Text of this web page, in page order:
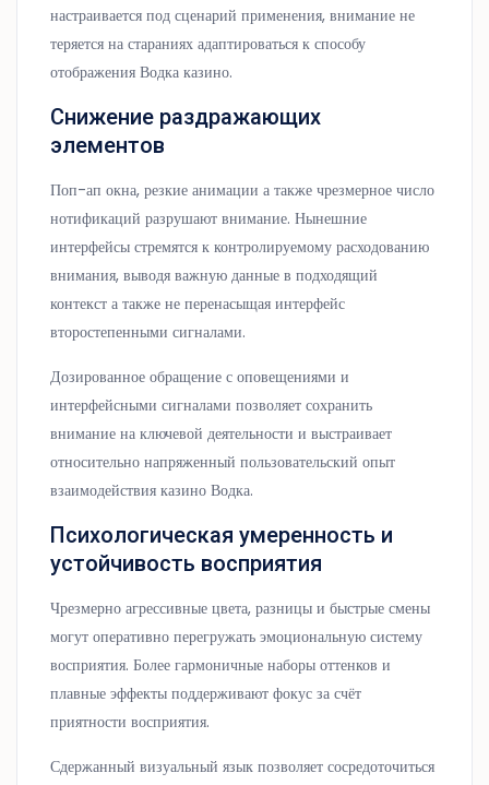
настраивается под сценарий применения, внимание не
теряется на стараниях адаптироваться к способу
отображения Водка казино.
Снижение раздражающих
элементов
Поп-ап окна, резкие анимации а также чрезмерное число
нотификаций разрушают внимание. Нынешние
интерфейсы стремятся к контролируемому расходованию
внимания, выводя важную данные в подходящий
контекст а также не перенасыщая интерфейс
второстепенными сигналами.
Дозированное обращение с оповещениями и
интерфейсными сигналами позволяет сохранить
внимание на ключевой деятельности и выстраивает
относительно напряженный пользовательский опыт
взаимодействия казино Водка.
Психологическая умеренность и
устойчивость восприятия
Чрезмерно агрессивные цвета, разницы и быстрые смены
могут оперативно перегружать эмоциональную систему
восприятия. Более гармоничные наборы оттенков и
плавные эффекты поддерживают фокус за счёт
приятности восприятия.
Сдержанный визуальный язык позволяет сосредоточиться